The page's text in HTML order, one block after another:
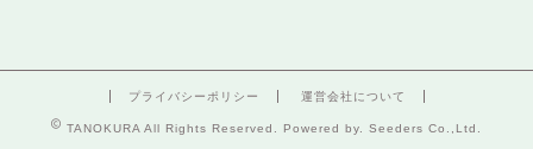
プライバシーポリシー 運営会社について
TANOKURA All Rights Reserved. Powered by. Seeders Co.,Ltd.